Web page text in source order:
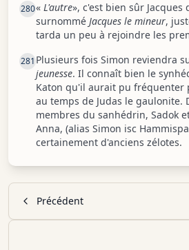
280« L'autre», c'est bien sûr Jacques
surnommé Jacques le mineur,
tarda un peu à rejoindre les
281 Plusieurs fois Simon reviendra
jeunesse. Il connaît bien le
Katon qu'il aurait pu fréquenter
au temps de Judas le gaulonite.
membres du sanhédrin, Sadok
Anna, (alias Simon isc
certainement d'anciens zélotes.
Précédent